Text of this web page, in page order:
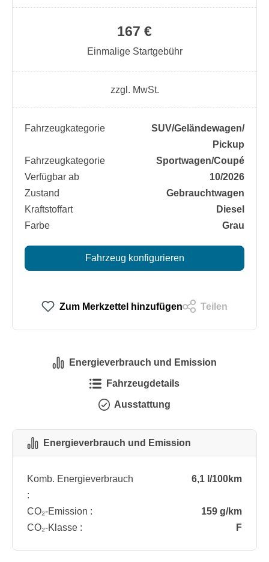
167 €
Einmalige Startgebühr
zzgl. MwSt.
Fahrzeugkategorie
SUV/​Geländewagen/​
Pickup
Fahrzeugkategorie
Sportwagen/​Coupé
Verfügbar ab
10/2026
Zustand
Gebrauchtwagen
Kraftstoffart
Diesel
Farbe
Grau
Fahrzeug konfigurieren
Zum Merkzettel hinzufügen Teilen
Energieverbrauch und Emission
Fahrzeugdetails
Ausstattung
Energieverbrauch und Emission
Komb. Energieverbrauch
:
6,1 l/100km
CO₂-Emission :
159 g/km
CO₂-Klasse :
F